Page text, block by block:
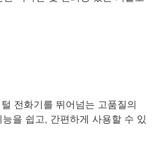
전화기를 뛰어넘는 고품질의
을 쉽고, 간편하게 사용할 수 있